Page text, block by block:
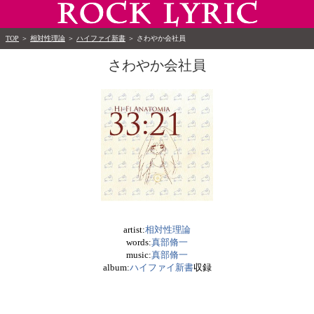
TOP ＞ 相対性理論 ＞ ハイファイ新書 ＞ さわやか会社員
さわやか会社員
artist:相対性理論
words:真部脩一
music:真部脩一
album:ハイファイ新書収録